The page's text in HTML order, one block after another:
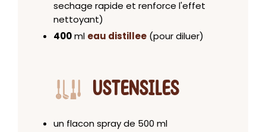
sechage rapide et renforce l'effet
nettoyant)
400ml eau distillee (pour diluer)
USTENSILES
un flacon spray de 500 ml